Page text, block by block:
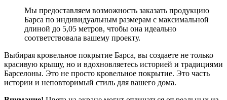
Мы предоставляем возможность заказать продукцию
Барса по индивидуальным размерам с максимальной
длиной до 5,05 метров, чтобы она идеально
соответствовала вашему проекту.
Выбирая кровельное покрытие Барса, вы создаете не только
красивую крышу, но и вдохновляетесь историей и традициями
Барселоны. Это не просто кровельное покрытие. Это часть
истории и неповторимый стиль для вашего дома.